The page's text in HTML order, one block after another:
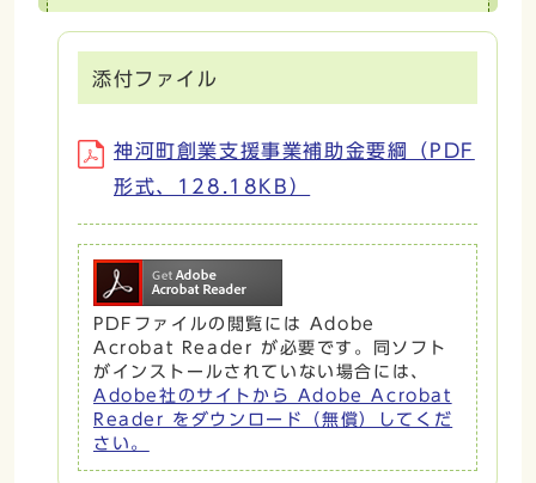
添付ファイル
神河町創業支援事業補助金要綱（PDF
形式、128.18KB）
PDFファイルの閲覧には Adobe
Acrobat Reader が必要です。同ソフト
がインストールされていない場合には、
Adobe社のサイトから Adobe Acrobat
Reader をダウンロード（無償）してくだ
さい。